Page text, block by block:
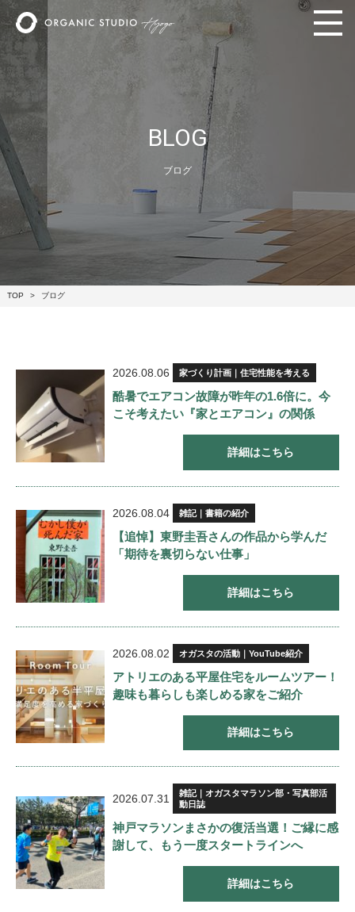
BLOG
ブログ
TOP ブログ
2026.08.06 家づくり計画｜住宅性能を考える
酷暑でエアコン故障が昨年の1.6倍に。今
こそ考えたい『家とエアコン』の関係
詳細はこちら
2026.08.04 雑記｜書籍の紹介
【追悼】東野圭吾さんの作品から学んだ
「期待を裏切らない仕事」
詳細はこちら
2026.08.02 オガスタの活動｜YouTube紹介
アトリエのある平屋住宅をルームツアー！
趣味も暮らしも楽しめる家をご紹介
詳細はこちら
2026.07.31
雑記｜オガスタマラソン部・写真部活
動日誌
神戸マラソンまさかの復活当選！ご縁に感
謝して、もう一度スタートラインへ
詳細はこちら